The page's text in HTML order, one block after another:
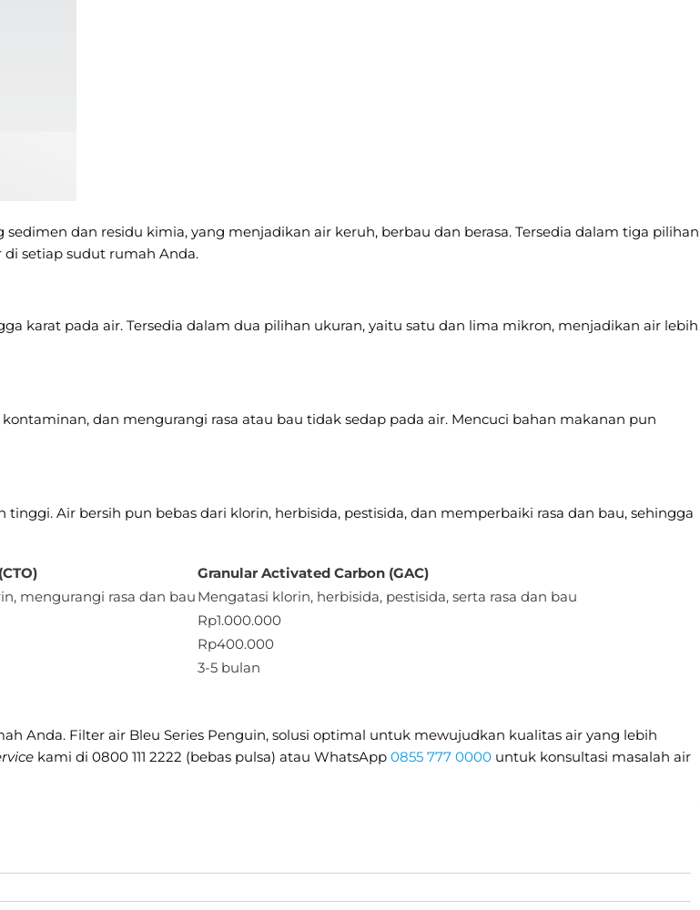
dan residu kimia, yang menjadikan air keruh, berbau dan berasa. Tersedia dalam tiga pilihan
setiap sudut rumah Anda.
karat pada air. Tersedia dalam dua pilihan ukuran, yaitu satu dan lima mikron, menjadikan air lebih
dan mengurangi rasa atau bau tidak sedap pada air. Mencuci bahan makanan pun
Air bersih pun bebas dari klorin, herbisida, pestisida, dan memperbaiki rasa dan bau, sehingga
Granular Activated Carbon (GAC)
mengurangi rasa dan bau Mengatasi klorin, herbisida, pestisida, serta rasa dan bau
Rp1.000.000
Rp400.000
3-5 bulan
Anda. Filter air Bleu Series Penguin, solusi optimal untuk mewujudkan kualitas air yang lebih
kami di 0800 111 2222 (bebas pulsa) atau WhatsApp 0855 777 0000 untuk konsultasi masalah air